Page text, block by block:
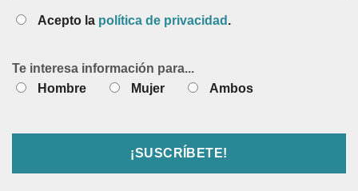
Acepto la política de privacidad .
Te interesa información para...
Hombre
Mujer Ambos